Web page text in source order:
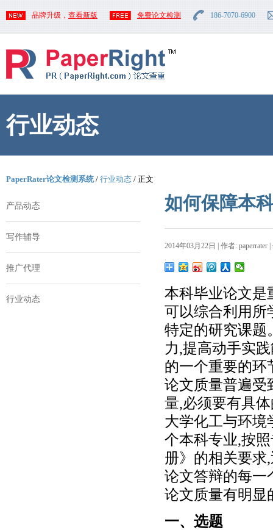
品牌升级， 查看新版 免费论文检测 186-7070-6900
行业动态
PaperRater论文检测系统/ 行业动态 / 正文
产品动态
写作辅导
推广代理
行业动态
如何保障本
2014年03月22日 | 作者: paperrater
本科毕业论文是
可以综合利用所
特定的研究课题
力,提高动手实
的一个重要的环
论文质量普遍受
量,必须要有具
大学化工与环境
个本科专业,按
册》的相关要求
论文答辩的每一
论文质量有明显
一、选题